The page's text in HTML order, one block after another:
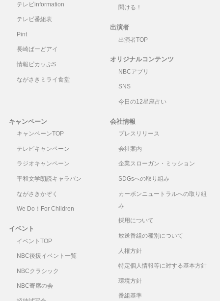
テレビinformation
テレビ番組表
Pint
長崎ばーどアイ
情報ピカッぷS
ながさきミライ食堂
聞ける！
出演者
出演者TOP
オリジナルコンテンツ
NBCアプリ
SNS
今日の12星座占い
キャンペーン
キャンペーンTOP
テレビキャンペーン
ラジオキャンペーン
平和文学朗読キャラバン
ながさきかぞく
We Do！For Children
イベント
イベントTOP
NBC後援イベント一覧
NBCクラシック
NBC寄席の会
会社情報
プレスリリース
会社案内
企業スローガン・ミッション
SDGsへの取り組み
カーボンニュートラルへの取り組
み
採用について
放送番組の種別について
人権方針
特定個人情報等に対する基本方針
環境方針
番組基準